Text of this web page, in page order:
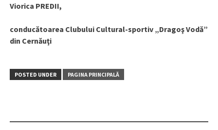
Viorica PREDII,
conducătoarea Clubului Cultural-sportiv „Dragoş Vodă”
din Cernăuţi
POSTED UNDER PAGINA PRINCIPALĂ